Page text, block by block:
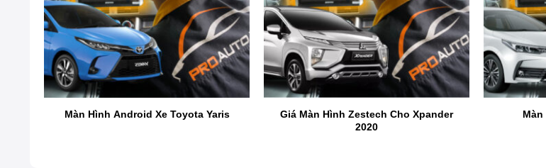
Top 4 màn hình DVD Android
Màn Hình Android Xe Toyota Yaris
Giá Màn Hình Zestech Cho Xpander
2020